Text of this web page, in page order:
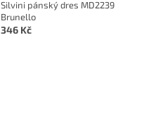
Silvini pánský dres MD2239
Brunello
346 Kč